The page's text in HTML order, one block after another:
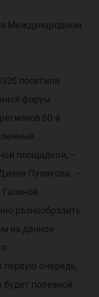
в Международном
посетила
форум
60-й
площадкой, –
Пузикова. –
разнообразить
на данное
первую очередь,
полезной